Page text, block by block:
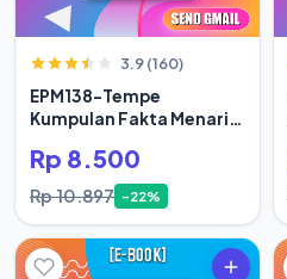
3.9 (160)
EPM138-Tempe
Kumpulan Fakta Menarik
Rp 8.500
Rp 10.897 -22%